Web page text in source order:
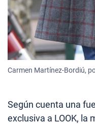
Carmen Martínez-Bordiú,
Según cuenta una
exclusiva a LOOK, la